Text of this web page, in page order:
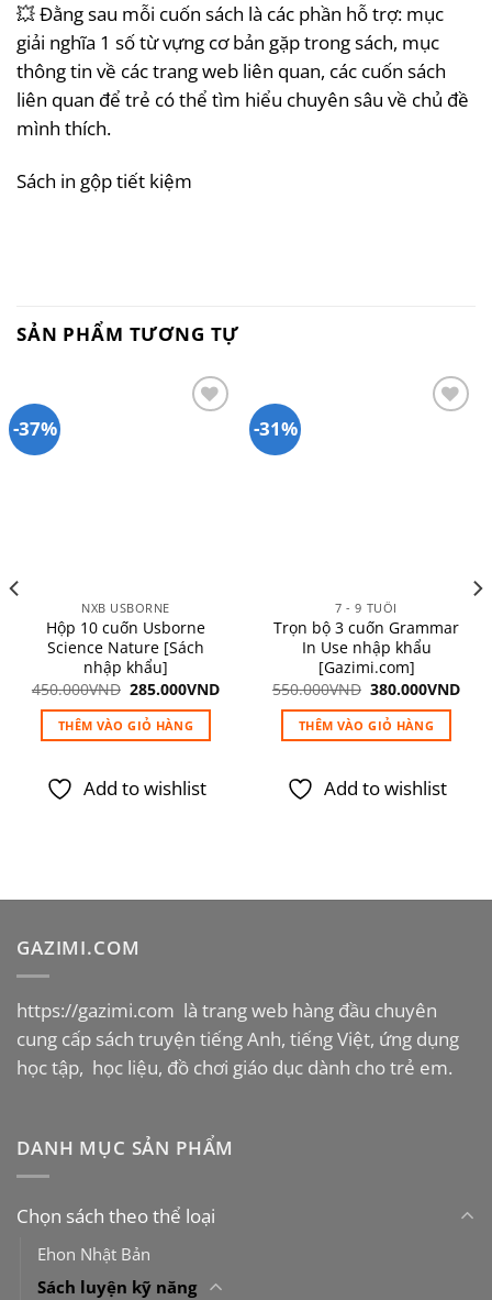
💥 Đằng sau mỗi cuốn sách là các phần hỗ trợ: mục
giải nghĩa 1 số từ vựng cơ bản gặp trong sách, mục
thông tin về các trang web liên quan, các cuốn sách
liên quan để trẻ có thể tìm hiểu chuyên sâu về chủ đề
mình thích.
Sách in gộp tiết kiệm
SẢN PHẨM TƯƠNG TỰ
-37%
NXB USBORNE
Hộp 10 cuốn Usborne
Science Nature [Sách
nhập khẩu]
450.000VND Giá
là:
450.000VND.
285.000VNDGiá
THÊM VÀO GIỎ HÀNG
Add to wishlist
-31%
7 - 9 TUỔI
Trọn bộ 3 cuốn Grammar
In Use nhập khẩu
[Gazimi.com]
550.000VND Giá
là:
550.000VND.
380.000VNDGiá
THÊM VÀO GIỎ HÀNG
Add to wishlist
GAZIMI.COM
https://gazimi.com là trang web hàng đầu chuyên
cung cấp sách truyện tiếng Anh, tiếng Việt, ứng dụng
học tập, học liệu, đồ chơi giáo dục dành cho trẻ em.
DANH MỤC SẢN PHẨM
Chọn sách theo thể loại
Ehon Nhật Bản
Sách luyện kỹ năng